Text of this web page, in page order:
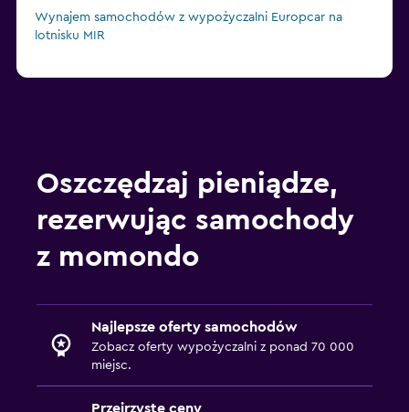
Wynajem samochodów z wypożyczalni Europcar na
lotnisku MIR
Oszczędzaj pieniądze,
rezerwując samochody
z momondo
Najlepsze oferty samochodów
Zobacz oferty wypożyczalni z ponad 70 000
miejsc.
Przejrzyste ceny